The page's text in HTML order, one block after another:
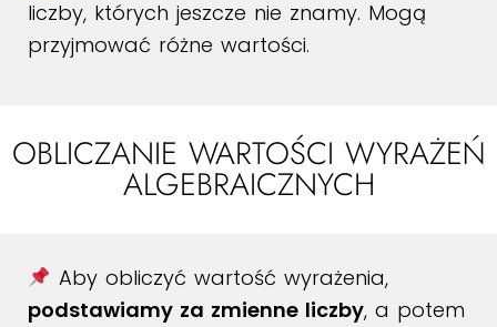
liczby, których jeszcze nie znamy. Mogą
przyjmować różne wartości.
OBLICZANIE WARTOŚCI WYRAŻEŃ
ALGEBRAICZNYCH
Aby obliczyć wartość wyrażenia,
podstawiamy za zmienne liczby, a potem